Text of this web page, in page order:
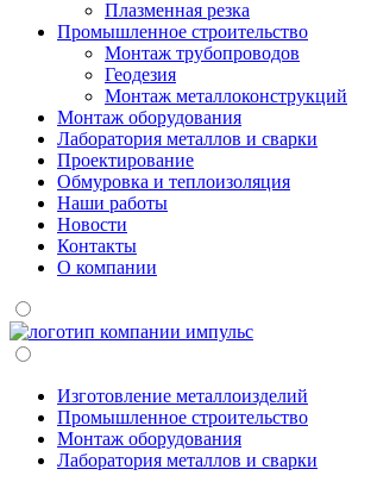
Плазменная резка
Промышленное строительство
Монтаж трубопроводов
Геодезия
Монтаж металлоконструкций
Монтаж оборудования
Лаборатория металлов и сварки
Проектирование
Обмуровка и теплоизоляция
Наши работы
Новости
Контакты
О компании
Изготовление металлоизделий
Промышленное строительство
Монтаж оборудования
Лаборатория металлов и сварки